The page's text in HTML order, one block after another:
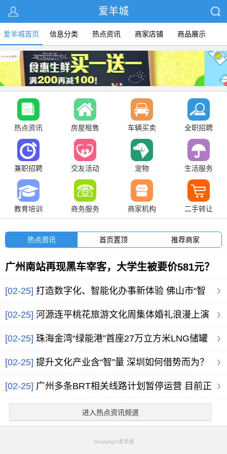
爱羊城
爱羊城首页 信息分类 热点资讯 商家店铺 商品展示
热点资讯 房屋租售 车辆买卖 全职招聘
兼职招聘 交友活动 宠物 生活服务
教育培训 商务服务 商家机构 二手转让
热点资讯 首页置顶 推荐商家
广州南站再现黑车宰客，大学生被要价581元？
广州市交通部门通
[02-25] 打造数字化、智能化办事新体验 佛山市“智
慧政务地图”上线
[02-25] 河源连平桃花旅游文化周集体婚礼浪漫上演
15对新人桃花树下共
[02-25] 珠海金湾“绿能港”首座27万立方米LNG储罐
投用
[02-25] 提升文化产业含“智”量 深圳如何借势而为？
[02-25] 广州多条BRT相关线路计划暂停运营 目前正
进入热点资讯频道
©copyright爱羊城